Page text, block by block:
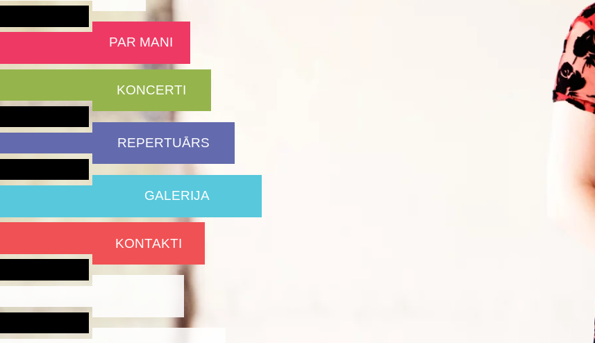
PAR MANI
KONCERTI
REPERTUĀRS
GALERIJA
KONTAKTI